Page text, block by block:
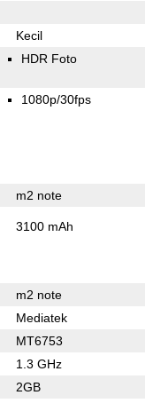
Kecil
HDR Foto
1080p/30fps
m2 note
3100 mAh
m2 note
Mediatek
MT6753
1.3 GHz
2GB